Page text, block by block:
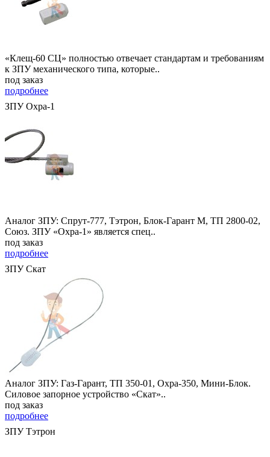
«Клещ-60 СЦ» полностью отвечает стандартам и требованиям
к ЗПУ механического типа, которые..
под заказ
подробнее
ЗПУ Охра-1
Аналог ЗПУ: Спрут-777, Тэтрон, Блок-Гарант М, ТП 2800-02,
Союз. ЗПУ «Охра-1» является спец..
под заказ
подробнее
ЗПУ Скат
Аналог ЗПУ: Газ-Гарант, ТП 350-01, Охра-350, Мини-Блок.
Силовое запорное устройство «Скат»..
под заказ
подробнее
ЗПУ Тэтрон